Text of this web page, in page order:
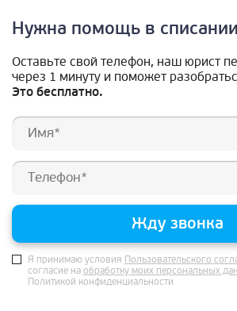
Нужна помощь в
Оставьте свой телефон, наш юрист
через 1 минуту и поможет
Это бесплатно.
Жду звонка
Я принимаю условия Пользовательского
согласие на обработку моих персональных
Политикой конфиденциальности